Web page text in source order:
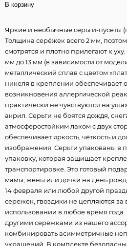
В корзину
Яркие и необычные серьги-пусеты
Толщина серёжек всего 2 мм,
смотрятся и плотно прилегают к
мм до 13 мм (в зависимости от
металлический сплав с цветом
никеля в креплении обеспечивает
возникновения аллергической
практически не чувствуются на
акрил. Серьги не боятся дождя,
атмосферостойким лаком с двух
обеспечивает яркость, чёткость и
изображения. Серьги упакованы в
упаковку, которая защищает
транспортировке. Это готовый
мамы, жены или дочки на день
14 февраля или любой другой
сережек, гвоздики не цепляются
использовании в любое время года.
другими сережками из нашего
комбинировать асимметричные
украшений. В комплекте